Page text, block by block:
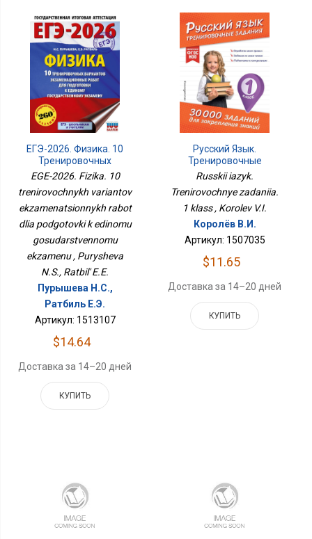
ЕГЭ-2026. Физика. 10
Тренировочных
Вариантов
Экзаменационных
Работ Для Подготовки К
Единому
Государственному
Экзамену
EGE-2026. Fizika. 10
trenirovochnykh variantov
ekzamenatsionnykh rabot
dlia podgotovki k edinomu
gosudarstvennomu
ekzamenu , Purysheva
N.S., Ratbil' E.E.
Пурышева Н.С.,
Ратбиль Е.Э.
Артикул: 1513107
$14.64
Доставка за 14–20 дней
КУПИТЬ
Русский Язык.
Тренировочные
Задания. 1 Класс
Russkii iazyk.
Trenirovochnye zadaniia.
1 klass , Korolev V.I.
Королёв В.И.
Артикул: 1507035
$11.65
Доставка за 14–20 дней
КУПИТЬ